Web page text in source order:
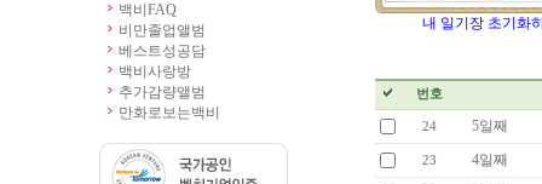
백비FAQ
비만졸업앨범
베스트성공담
백비사랑방
추가감량앨범
만화로보는백비
내 일기장 초기화
번호
24 5일째
23 4일째